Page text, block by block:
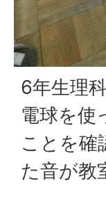
6年生理
電球を使
ことを確
た音が教